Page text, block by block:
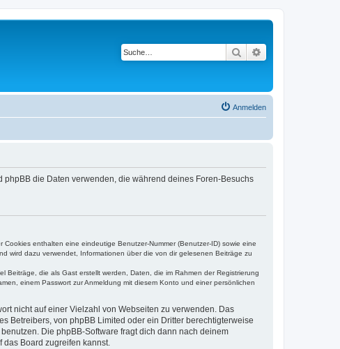
Suche
Anmelden
phpBB die Daten verwenden, die während deines Foren-Besuchs
enthalten eine eindeutige Benutzer-Nummer (Benutzer-ID) sowie eine
wird dazu verwendet, Informationen über die von dir gelesenen Beiträge zu
die als Gast erstellt werden, Daten, die im Rahmen der Registrierung
einem Passwort zur Anmeldung mit diesem Konto und einer persönlichen
nicht auf einer Vielzahl von Webseiten zu verwenden. Das
Betreibers, von phpBB Limited oder ein Dritter berechtigterweise
Die phpBB-Software fragt dich dann nach deinem
das Board zugreifen kannst.